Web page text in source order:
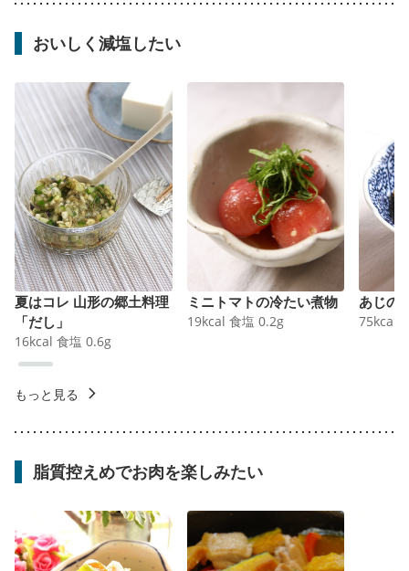
おいしく減塩したい
夏はコレ 山形の郷土料理
「だし」
16kcal 食塩 0.6g
ミニトマトの冷たい煮物
19kcal 食塩 0.2g
あじの
75kcal
もっと見る
脂質控えめでお肉を楽しみたい